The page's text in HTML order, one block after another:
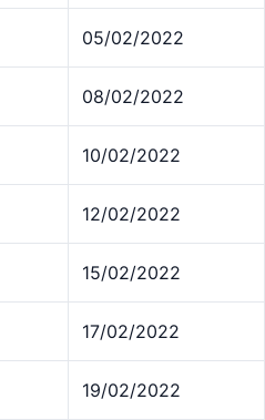
05/02/2022
08/02/2022
10/02/2022
12/02/2022
15/02/2022
17/02/2022
19/02/2022